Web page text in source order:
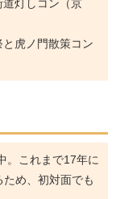
灯しコン（京
虎ノ門散策コン
。これまで17年に
め、初対面でも